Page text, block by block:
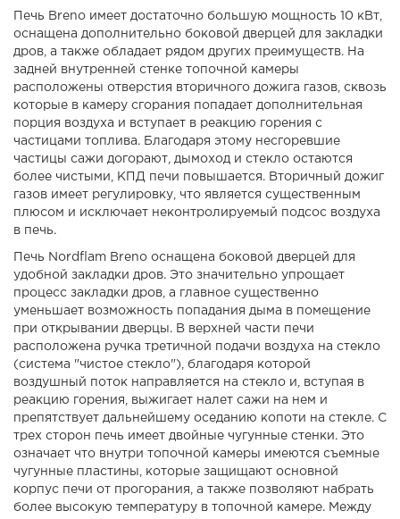
Печь Breno имеет достаточно большую мощность 10 кВт,
оснащена дополнительно боковой дверцей для закладки
дров, а также обладает рядом других преимуществ. На
задней внутренней стенке топочной камеры
расположены отверстия вторичного дожига газов, сквозь
которые в камеру сгорания попадает дополнительная
порция воздуха и вступает в реакцию горения с
частицами топлива. Благодаря этому несгоревшие
частицы сажи догорают, дымоход и стекло остаются
более чистыми, КПД печи повышается. Вторичный дожиг
газов имеет регулировку, что является существенным
плюсом и исключает неконтролируемый подсос воздуха
в печь.
Печь Nordflam Breno оснащена боковой дверцей для
удобной закладки дров. Это значительно упрощает
процесс закладки дров, а главное существенно
уменьшает возможность попадания дыма в помещение
при открывании дверцы. В верхней части печи
расположена ручка третичной подачи воздуха на стекло
(система "чистое стекло"), благодаря которой
воздушный поток направляется на стекло и, вступая в
реакцию горения, выжигает налет сажи на нем и
препятствует дальнейшему оседанию копоти на стекле. С
трех сторон печь имеет двойные чугунные стенки. Это
означает что внутри топочной камеры имеются съемные
чугунные пластины, которые защищают основной
корпус печи от прогорания, а также позволяют набрать
более высокую температуру в топочной камере. Между